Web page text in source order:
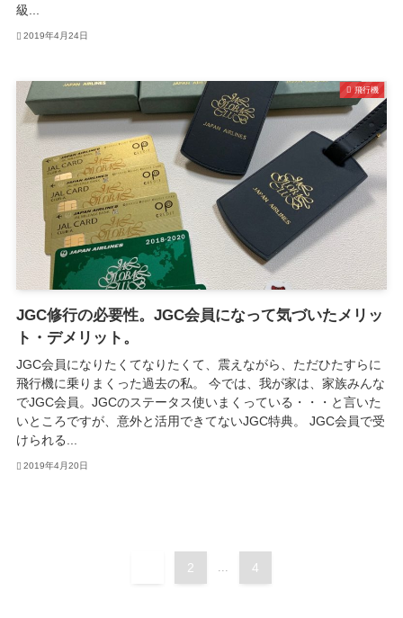
級...
2019年4月24日
飛行機
JGC修行の必要性。JGC会員になって気づいたメリッ
ト・デメリット。
JGC会員になりたくてなりたくて、震えながら、ただひたすらに
飛行機に乗りまくった過去の私。 今では、我が家は、家族みんな
でJGC会員。JGCのステータス使いまくっている・・・と言いた
いところですが、意外と活用できてないJGC特典。 JGC会員で受
けられる...
2019年4月20日
2 4